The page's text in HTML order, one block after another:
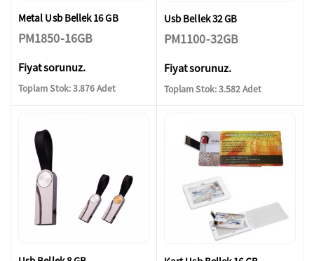
Metal Usb Bellek 16 GB
PM1850-16GB
Fiyat sorunuz.
Toplam Stok: 3.876 Adet
Usb Bellek 32 GB
PM1100-32GB
Fiyat sorunuz.
Toplam Stok: 3.582 Adet